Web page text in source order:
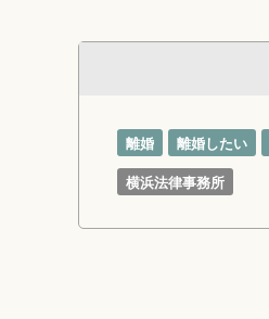
離婚 離婚したい
横浜法律事務所